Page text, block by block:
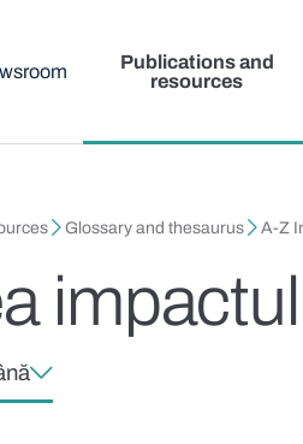
Publications and
resources
Glossary and thesaurus A-Z